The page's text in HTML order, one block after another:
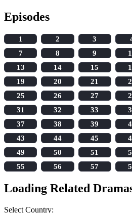
Episodes
1 2 3
7
8 9
13
14 15
19
20 21
25
26 27
31
32 33
37
38 39
43
44 45
49
50 51
55
56 57
More Like This
Loading related dramas...